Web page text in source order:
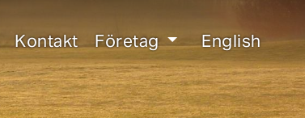
Kontakt Företag English